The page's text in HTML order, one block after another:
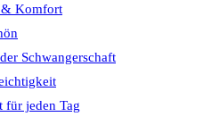
& Komfort
Schwangerschaft
jeden Tag